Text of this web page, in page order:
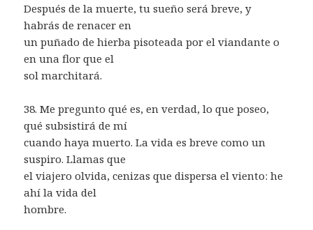
Después de la muerte, tu sueño será breve, y
habrás de renacer en
un puñado de hierba pisoteada por el viandante o
en una flor que el
sol marchitará.
38. Me pregunto qué es, en verdad, lo que poseo,
qué subsistirá de mí
cuando haya muerto. La vida es breve como un
suspiro. Llamas que
el viajero olvida, cenizas que dispersa el viento: he
ahí la vida del
hombre.